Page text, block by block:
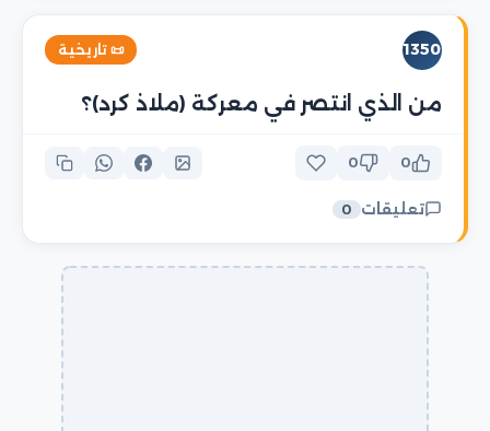
1350 📜 تاريخية
من الذي انتصر في معركة (ملاذ كرد)؟
0
0
تعليقات 0